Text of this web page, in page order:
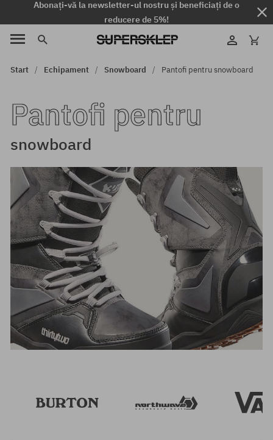
Abonați-vă la newsletter-ul nostru și beneficiați de o
reducere de 5%!
Start Echipament Snowboard Pantofi pentru snowboard
Pantofi pentru
snowboard